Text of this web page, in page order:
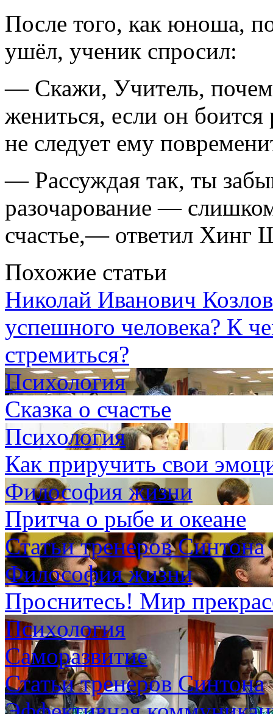
После того, как юноша,
ушёл, ученик спросил:
— Скажи, Учитель,
жениться, если он боится
не следует ему
— Рассуждая так, ты
разочарование —
счастье,— ответил Хинг
Похожие статьи
Николай Иванович
успешного человека? К
стремиться?
Психология
Сказка о счастье
Психология
Как приручить свои
Философия жизни
Притча о рыбе и океане
Статьи тренеров Синтона
Философия жизни
Проснитесь! Мир
Психология
Саморазвитие
Статьи тренеров Синтона